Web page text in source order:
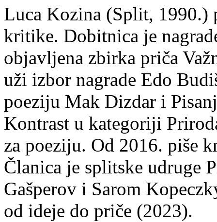
Luca Kozina (Split, 1990.)
kritike. Dobitnica je
objavljena zbirka priča
uži izbor nagrade Edo
poeziju Mak Dizdar i
Kontrast u kategoriji
za poeziju. Od 2016. piše
Članica je splitske udruge
Gašperov i Sarom
od ideje do priče (2023).